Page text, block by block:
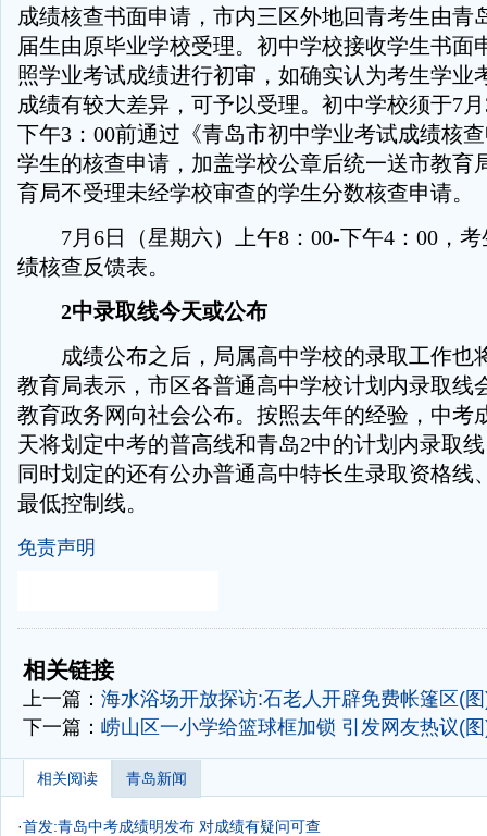
成绩核查书面申请，市内三区外地回青考生由青
届生由原毕业学校受理。初中学校接收学生书面
照学业考试成绩进行初审，如确实认为考生学业
成绩有较大差异，可予以受理。初中学校须于7
下午3：00前通过《青岛市初中学业考试成绩核
学生的核查申请，加盖学校公章后统一送市教育
育局不受理未经学校审查的学生分数核查申请。
7月6日（星期六）上午8：00-下午4：00，考
绩核查反馈表。
2中录取线今天或公布
成绩公布之后，局属高中学校的录取工作也
教育局表示，市区各普通高中学校计划内录取线
教育政务网向社会公布。按照去年的经验，中考
天将划定中考的普高线和青岛2中的计划内录取
同时划定的还有公办普通高中特长生录取资格线
最低控制线。
免责声明
-
相关链接
上一篇： 海水浴场开放探访:石老人开辟免费帐篷区(
下一篇： 崂山区一小学给篮球框加锁 引发网友热议(
相关阅读 青岛新闻
·首发:青岛中考成绩明发布 对成绩有疑问可查